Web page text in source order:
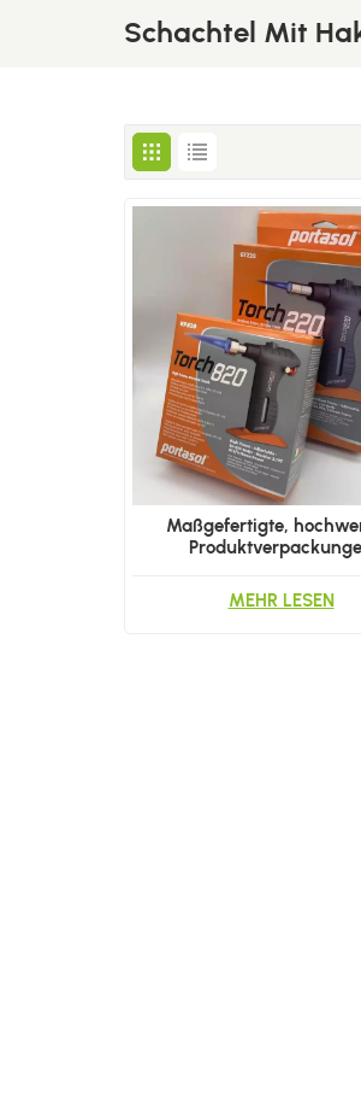
Schachtel Mit
Maßgefertigte,
MEHR LESEN